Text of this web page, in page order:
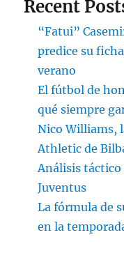
Recent
“Fatui”
predice su
verano
El fútbol de
qué siempre
Nico Williams,
Athletic de
Análisis táctico
Juventus
La fórmula de
en la